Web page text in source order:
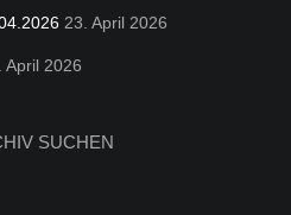
23. April 2026
April 2026
SUCHEN